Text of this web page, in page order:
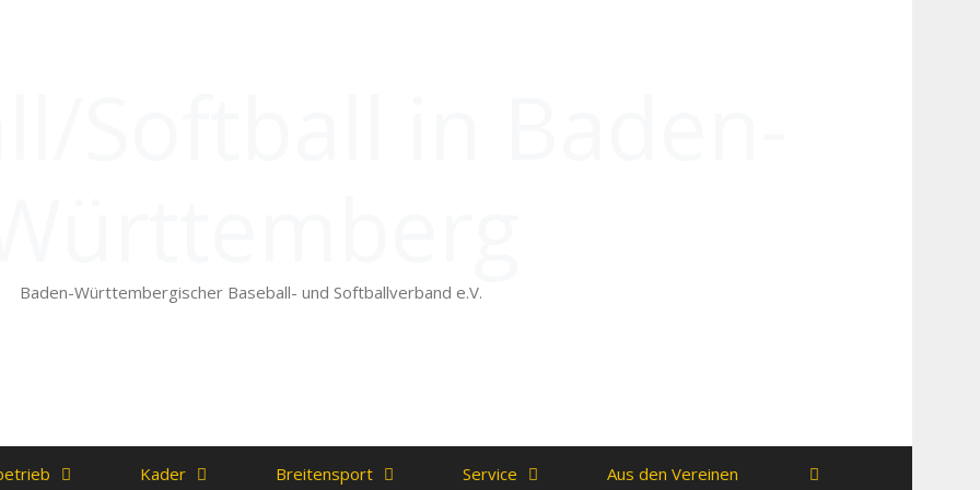
Baden-Württembergischer Baseball- und Softballverband e.V.
Kader Breitensport Service Aus den Vereinen